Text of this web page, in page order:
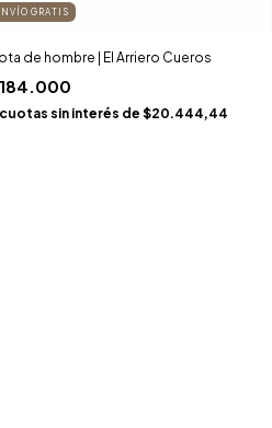
GRATIS
de hombre | El Arriero Cueros
cuotas sin interés de$20.444,44